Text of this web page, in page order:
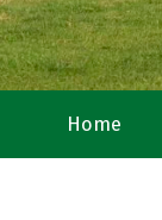
Home